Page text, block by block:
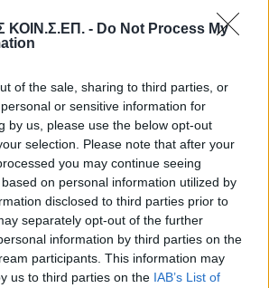
- Do Not Process My
of the sale, sharing to third parties, or
or sensitive information for
by us, please use the below opt-out
selection. Please note that after your
you may continue seeing
on personal information utilized by
disclosed to third parties prior to
separately opt-out of the further
information by third parties on the
participants. This information may
us to third parties on the IAB’s List of
σύνδεσμο την παρουσίαση για την
στο… πιάτο φέρνουν